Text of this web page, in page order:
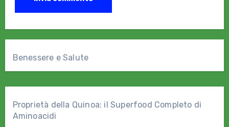
Benessere e Salute
Proprietà della Quinoa: il Superfood Completo di
Aminoacidi